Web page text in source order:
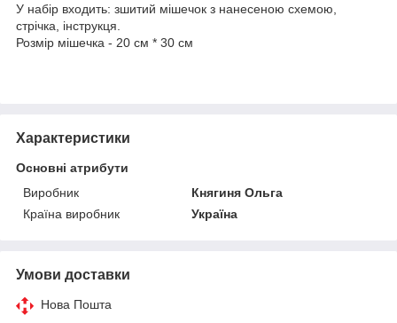
У набір входить: зшитий мішечок з нанесеною схемою,
стрічка, інструкця.
Розмір мішечка - 20 см * 30 см
Характеристики
Основні атрибути
Виробник
Княгиня Ольга
Країна виробник
Україна
Умови доставки
Нова Пошта